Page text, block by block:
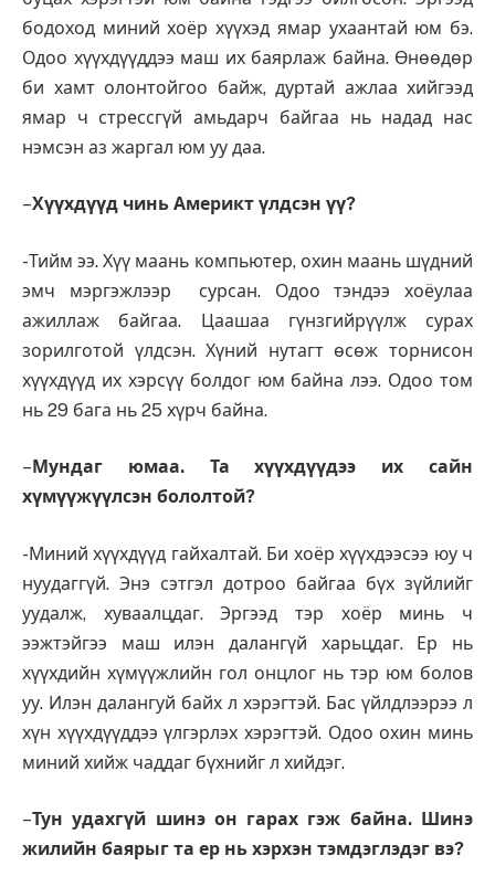
бодоход миний хоёр хүүхэд ямар ухаантай юм бэ.
Одоо хүүхдүүддээ маш их баярлаж байна. Өнөөдөр
би хамт олонтойгоо байж, дуртай ажлаа хийгээд
ямар ч стрессгүй амьдарч байгаа нь надад нас
нэмсэн аз жаргал юм уу даа.
–Хүүхдүүд чинь Америкт үлдсэн үү?
-Тийм ээ. Хүү маань компьютер, охин маань шүдний
эмч мэргэжлээр сурсан. Одоо тэндээ хоёулаа
ажиллаж байгаа. Цаашаа гүнзгийрүүлж сурах
зорилготой үлдсэн. Хүний нутагт өсөж торнисон
хүүхдүүд их хэрсүү болдог юм байна лээ. Одоо том
нь 29 бага нь 25 хүрч байна.
– Мундаг юмаа. Та хүүхдүүдээ их сайн
хүмүүжүүлсэн бололтой?
-Миний хүүхдүүд гайхалтай. Би хоёр хүүхдээсээ юу ч
нуудаггүй. Энэ сэтгэл дотроо байгаа бүх зүйлийг
уудалж, хуваалцдаг. Эргээд тэр хоёр минь ч
ээжтэйгээ маш илэн далангүй харьцдаг. Ер нь
хүүхдийн хүмүүжлийн гол онцлог нь тэр юм болов
уу. Илэн далангуй байх л хэрэгтэй. Бас үйлдлээрээ л
хүн хүүхдүүддээ үлгэрлэх хэрэгтэй. Одоо охин минь
миний хийж чаддаг бүхнийг л хийдэг.
–Тун удахгүй шинэ он гарах гэж байна. Шинэ
жилийн баярыг та ер нь хэрхэн тэмдэглэдэг вэ?